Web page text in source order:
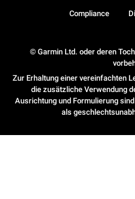
© Garmin Ltd. oder deren
Zur Erhaltung einer vereinfachten
die zusätzliche Verwendung
Ausrichtung und Formulierung
als
Compliance